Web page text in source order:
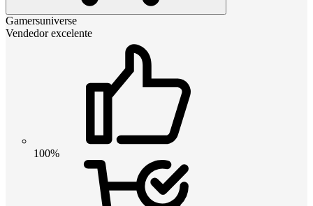
Gamersuniverse
Vendedor excelente
100%